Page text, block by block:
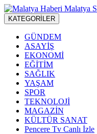
KATEGORİLER
GÜNDEM
ASAYİŞ
EKONOMİ
EĞİTİM
SAĞLIK
YAŞAM
SPOR
TEKNOLOJİ
MAGAZİN
KÜLTÜR SANAT
Pencere Tv Canlı İzle